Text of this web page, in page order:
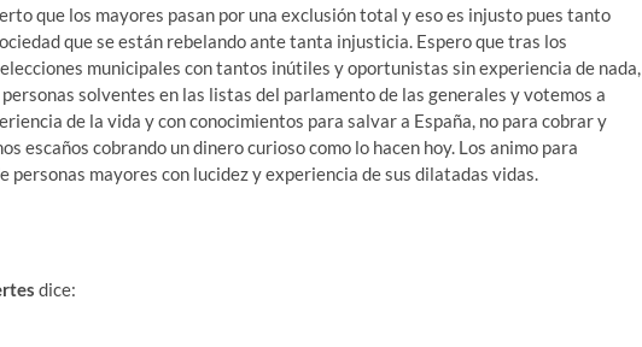
que los mayores pasan por una exclusión total y eso es injusto pues tanto
que se están rebelando ante tanta injusticia. Espero que tras los
municipales con tantos inútiles y oportunistas sin experiencia de nada,
solventes en las listas del parlamento de las generales y votemos a
de la vida y con conocimientos para salvar a España, no para cobrar y
escaños cobrando un dinero curioso como lo hacen hoy. Los animo para
personas mayores con lucidez y experiencia de sus dilatadas vidas.
dice: